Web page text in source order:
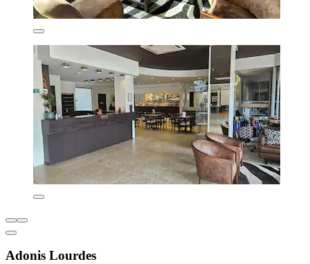
Adonis Lourdes